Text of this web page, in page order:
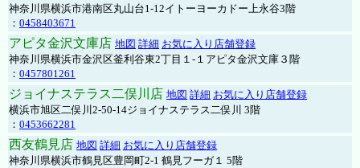
神奈川県横浜市港南区丸山台1-12イトーヨーカドー上永谷3階
： 0458403671
アピタ金沢文庫店 地図 詳細 お気に入り店舗登録
神奈川県横浜市金沢区釜利谷東2丁目１-１アピタ金沢文庫３階
： 0457801261
ジョイナステラス二俣川店 地図 詳細 お気に入り店舗登録
横浜市旭区二俣川2-50-14ジョイナステラス二俣川 3階
： 0453662281
西友鶴見店 地図 詳細 お気に入り店舗登録
神奈川県横浜市鶴見区豊岡町2-1 鶴見フーガ１ 5階